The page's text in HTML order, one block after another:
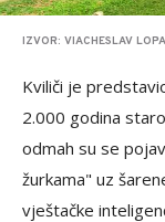
IZVOR: VIACHESLAV
Kviliči je
2.000 godina
odmah su se
žurkama" uz
vještačke